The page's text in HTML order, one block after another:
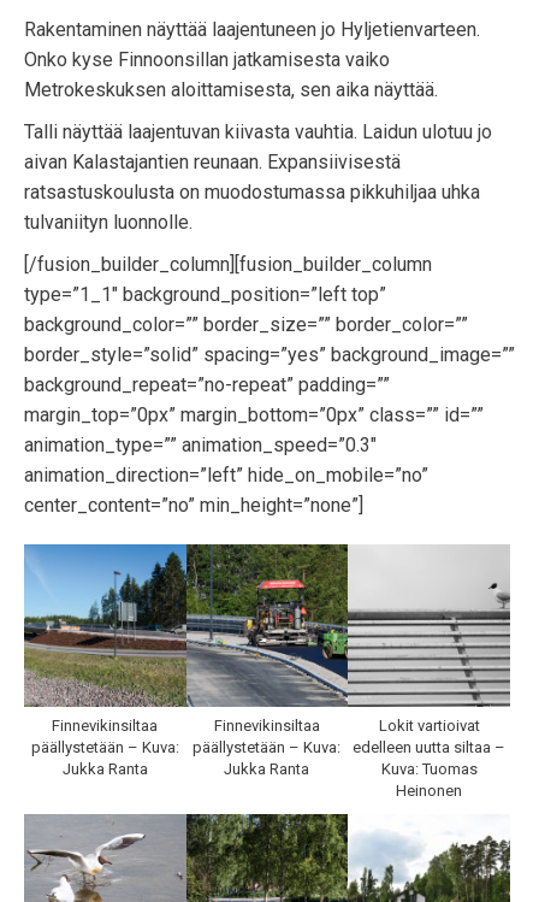
Rakentaminen näyttää laajentuneen jo Hyljetienvarteen.
Onko kyse Finnoonsillan jatkamisesta vaiko
Metrokeskuksen aloittamisesta, sen aika näyttää.
Talli näyttää laajentuvan kiivasta vauhtia. Laidun ulotuu jo
aivan Kalastajantien reunaan. Expansiivisestä
ratsastuskoulusta on muodostumassa pikkuhiljaa uhka
tulvaniityn luonnolle.
[/fusion_builder_column][fusion_builder_column
type=”1_1″ background_position=”left top”
background_color=”” border_size=”” border_color=””
border_style=”solid” spacing=”yes” background_image=””
background_repeat=”no-repeat” padding=””
margin_top=”0px” margin_bottom=”0px” class=”” id=””
animation_type=”” animation_speed=”0.3″
animation_direction=”left” hide_on_mobile=”no”
center_content=”no” min_height=”none”]
Finnevikinsiltaa
päällystetään – Kuva:
Jukka Ranta
Finnevikinsiltaa
päällystetään – Kuva:
Jukka Ranta
Lokit vartioivat
edelleen uutta siltaa –
Kuva: Tuomas
Heinonen